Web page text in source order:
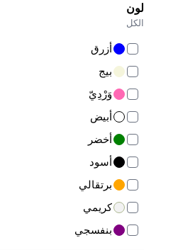
لون
الكل
أزرق
بيج
وَرْدِيّ
أبيض
أخضر
أسود
برتقالي
كريمي
بنفسجي